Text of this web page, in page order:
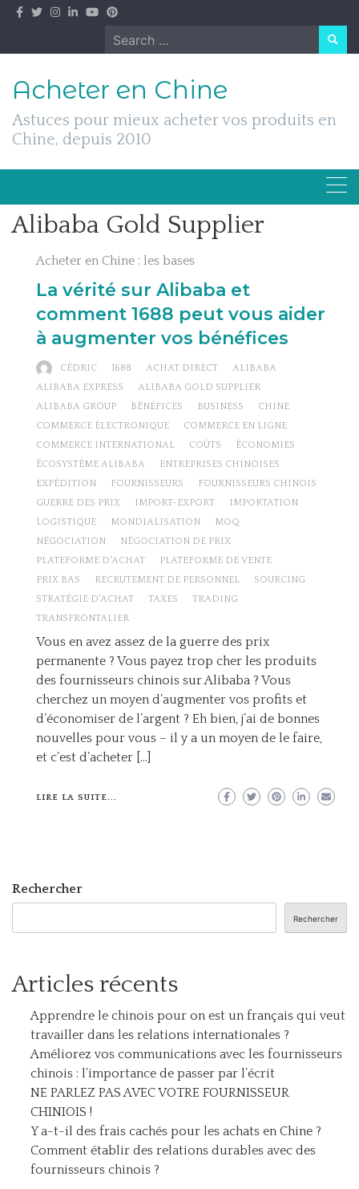
Skip
Search
for:
Acheter en Chine
Astuces pour mieux acheter vos produits en
Chine, depuis 2010
Alibaba Gold Supplier
Acheter en Chine : les bases
La vérité sur Alibaba et
comment 1688 peut vous aider
à augmenter vos bénéfices
CÉDRIC 1688 ACHAT DIRECT
ALIBABA
ALIBABA EXPRESS
ALIBABA GOLD SUPPLIER
ALIBABA GROUP
BÉNÉFICES BUSINESS
CHINE
COMMERCE ÉLECTRONIQUE
COMMERCE EN LIGNE
COMMERCE INTERNATIONAL
COÛTS
ÉCONOMIES
ÉCOSYSTÈME ALIBABA
ENTREPRISES CHINOISES
EXPÉDITION
FOURNISSEURS
FOURNISSEURS CHINOIS
GUERRE DES PRIX
IMPORT-EXPORT
IMPORTATION
LOGISTIQUE
MONDIALISATION
MOQ
NÉGOCIATION
NÉGOCIATION DE PRIX
PLATEFORME D'ACHAT
PLATEFORME DE VENTE
PRIX BAS
RECRUTEMENT DE PERSONNEL
SOURCING
STRATÉGIE D'ACHAT
TAXES
TRADING
TRANSFRONTALIER
Vous en avez assez de la guerre des prix
permanente ? Vous payez trop cher les produits
des fournisseurs chinois sur Alibaba ? Vous
cherchez un moyen d’augmenter vos profits et
d’économiser de l’argent ? Eh bien, j’ai de bonnes
nouvelles pour vous – il y a un moyen de le faire,
et c’est d’acheter […]
LIRE LA SUITE...
Rechercher
Rechercher
Articles récents
Apprendre le chinois pour on est un français qui veut
travailler dans les relations internationales ?
Améliorez vos communications avec les fournisseurs
chinois : l’importance de passer par l’écrit
NE PARLEZ PAS AVEC VOTRE FOURNISSEUR
CHINIOIS !
Y a-t-il des frais cachés pour les achats en Chine ?
Comment établir des relations durables avec des
fournisseurs chinois ?